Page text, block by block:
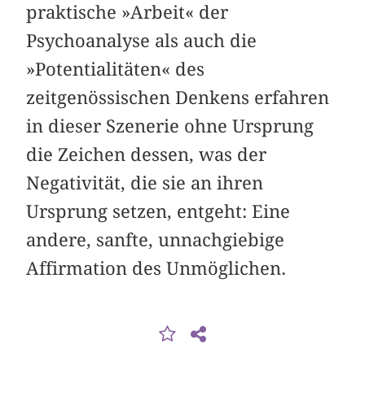
praktische »Arbeit« der
Psychoanalyse als auch die
»Potentialitäten« des
zeitgenössischen Denkens erfahren
in dieser Szenerie ohne Ursprung
die Zeichen dessen, was der
Negativität, die sie an ihren
Ursprung setzen, entgeht: Eine
andere, sanfte, unnachgiebige
Affirmation des Unmöglichen.